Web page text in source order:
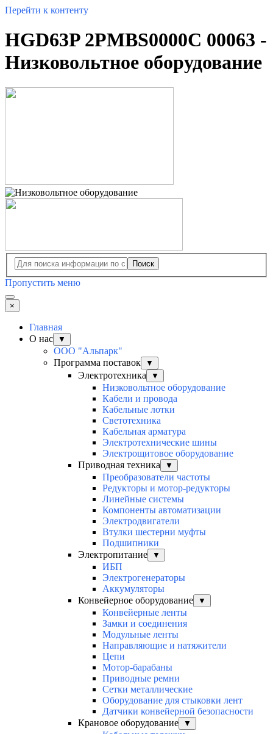
Перейти к контенту
HGD63P 2PMBS0000C 00063 -
Низковольтное оборудование
Поиск
Пропустить меню
×
Главная
О нас
▼
ООО "Альпарк"
Программа поставок
▼
Электротехника ▼
Низковольтное оборудование
Кабели и провода
Кабельные лотки
Светотехника
Кабельная арматура
Электротехнические шины
Электрощитовое оборудование
Приводная техника
▼
Преобразователи частоты
Редукторы и мотор-редукторы
Линейные системы
Компоненты автоматизации
Электродвигатели
Втулки шестерни муфты
Подшипники
Электропитание
▼
ИБП
Электрогенераторы
Аккумуляторы
Конвейерное оборудование
▼
Конвейерные ленты
Замки и соединения
Модульные ленты
Направляющие и натяжители
Цепи
Мотор-барабаны
Приводные ремни
Сетки металлические
Оборудование для стыковки лент
Датчики конвейерной безопасности
Крановое оборудование
▼